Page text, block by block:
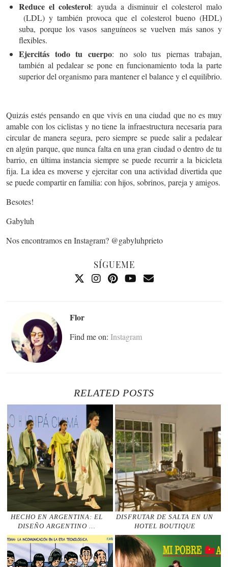
Reduce el colesterol: ayuda a disminuir el colesterol malo
(LDL) y también provoca que el colesterol bueno (HDL)
suba, porque los vasos sanguíneos se vuelven más sanos y
flexibles.
Ejercitás todo tu cuerpo: no solo tus piernas trabajan,
también al pedalear se pone en funcionamiento toda la parte
superior del organismo para mantener el balance y el equilibrio.
Quizás estés pensando en que vivís en una ciudad que no es muy
amable con los ciclistas y no tiene la infraestructura necesaria para
circular de manera segura, pero siempre se puede salir a pedalear
en algún parque, que nunca falta en una gran ciudad o dentro de tu
barrio, en última instancia siempre se puede recurrir a la bicicleta
fija. La idea es moverse y ejercitar con una actividad divertida que
se puede compartir en familia: con hijos, sobrinos, pareja y amigos.
Besotes!
Gabyluh
Nos encontramos en Instagram? @gabyluhprieto
SÍGUEME
Flor
Find me on: Instagram
RELATED POSTS
HECHO EN ARGENTINA: EL
DISEÑO ARGENTINO …
DISFRUTAR DE SALTA EN UN
HOTEL BOUTIQUE